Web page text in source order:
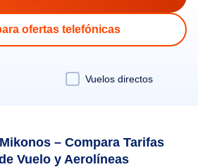
ofertas telefónicas
Vuelos directos
– Compara Tarifas
Vuelo y Aerolíneas